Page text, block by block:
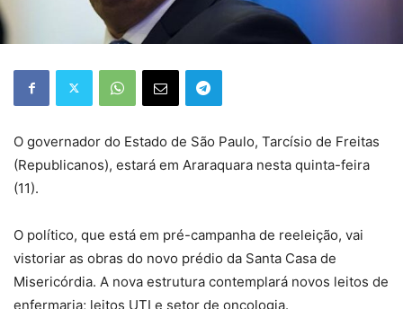
O governador do Estado de São Paulo, Tarcísio de Freitas
(Republicanos), estará em Araraquara nesta quinta-feira
(11).
O político, que está em pré-campanha de reeleição, vai
vistoriar as obras do novo prédio da Santa Casa de
Misericórdia. A nova estrutura contemplará novos leitos de
enfermaria; leitos UTI e setor de oncologia.